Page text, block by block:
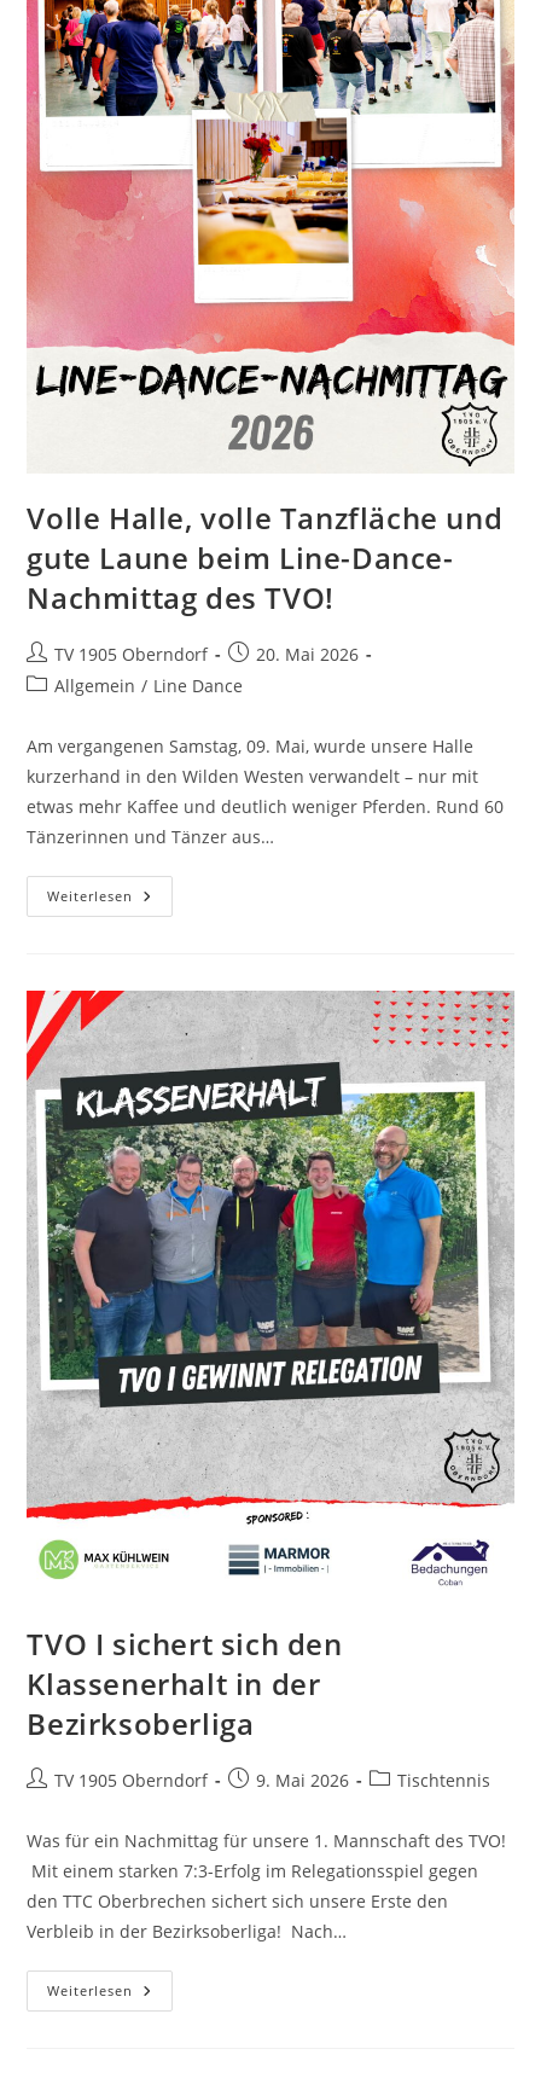
Volle Halle, volle Tanzfläche und
gute Laune beim Line-Dance-
Nachmittag des TVO!
TV 1905 Oberndorf
20. Mai 2026
Allgemein / Line Dance
Am vergangenen Samstag, 09. Mai, wurde unsere Halle
kurzerhand in den Wilden Westen verwandelt – nur mit
etwas mehr Kaffee und deutlich weniger Pferden. Rund 60
Tänzerinnen und Tänzer aus…
Weiterlesen
TVO I sichert sich den
Klassenerhalt in der
Bezirksoberliga
TV 1905 Oberndorf 9. Mai 2026 Tischtennis
Was für ein Nachmittag für unsere 1. Mannschaft des TVO!
Mit einem starken 7:3-Erfolg im Relegationsspiel gegen
den TTC Oberbrechen sichert sich unsere Erste den
Verbleib in der Bezirksoberliga! Nach…
Weiterlesen